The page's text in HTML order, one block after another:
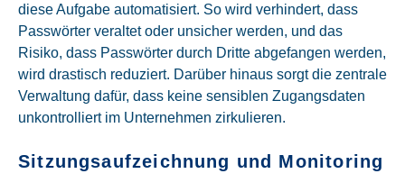
diese Aufgabe automatisiert. So wird verhindert, dass
Passwörter veraltet oder unsicher werden, und das
Risiko, dass Passwörter durch Dritte abgefangen werden,
wird drastisch reduziert. Darüber hinaus sorgt die zentrale
Verwaltung dafür, dass keine sensiblen Zugangsdaten
unkontrolliert im Unternehmen zirkulieren.
Sitzungsaufzeichnung und Monitoring